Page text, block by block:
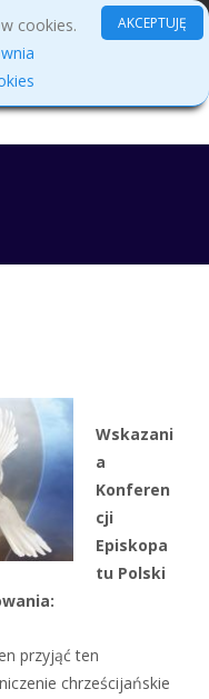
Wskazani
a
Konferen
cji
Episkopa
tu Polski
przyjąć ten
chrześcijańskie
cookies.
AKCEPTUJĘ